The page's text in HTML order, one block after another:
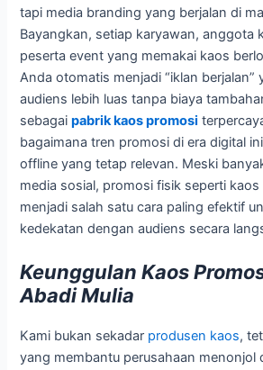
tapi media branding yang berjalan di
Bayangkan, setiap karyawan, anggota
peserta event yang memakai kaos
Anda otomatis menjadi “iklan berjalan”
audiens lebih luas tanpa biaya
sebagaipabrik kaos promosi
bagaimana tren promosi di era digital
offline yang tetap relevan. Meski
media sosial, promosi fisik seperti
menjadi salah satu cara paling efektif
kedekatan dengan audiens secara
Keunggulan Kaos
Abadi Mulia
Kami bukan sekadar produsen kaos,
yang membantu perusahaan menonjol